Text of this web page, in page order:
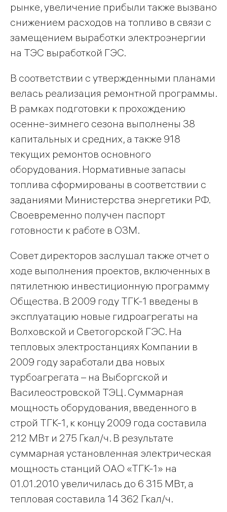
рынке, увеличение прибыли также вызвано
снижением расходов на топливо в связи с
замещением выработки электроэнергии
на ТЭС выработкой ГЭС.
В соответствии с утвержденными планами
велась реализация ремонтной программы.
В рамках подготовки к прохождению
осенне-зимнего сезона выполнены 38
капитальных и средних, а также 918
текущих ремонтов основного
оборудования. Нормативные запасы
топлива сформированы в соответствии с
заданиями Министерства энергетики РФ.
Своевременно получен паспорт
готовности к работе в ОЗМ.
Совет директоров заслушал также отчет о
ходе выполнения проектов, включенных в
пятилетнюю инвестиционную программу
Общества. В 2009 году ТГК-1 введены в
эксплуатацию новые гидроагрегаты на
Волховской и Светогорской ГЭС. На
тепловых электростанциях Компании в
2009 году заработали два новых
турбоагрегата – на Выборгской и
Василеостровской ТЭЦ. Суммарная
мощность оборудования, введенного в
строй ТГК-1, к концу 2009 года составила
212 МВт и 275 Гкал/ч. В результате
суммарная установленная электрическая
мощность станций ОАО «ТГК-1» на
01.01.2010 увеличилась до 6 315 МВт, а
тепловая составила 14 362 Гкал/ч.